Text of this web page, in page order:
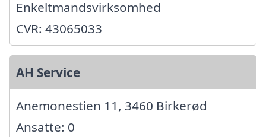
Enkeltmandsvirksomhed
CVR: 43065033
AH Service
Anemonestien 11, 3460 Birkerød
Ansatte: 0